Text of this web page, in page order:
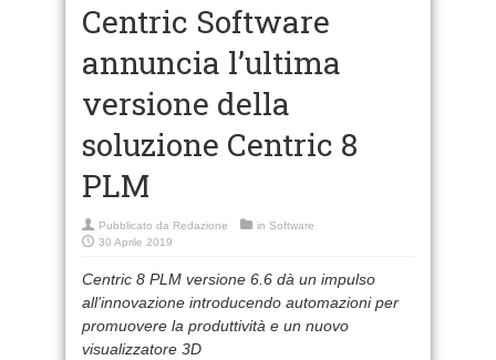
Centric Software
annuncia l’ultima
versione della
soluzione Centric 8
PLM
Pubblicato da Redazione in Software
30 Aprile 2019
Centric 8 PLM versione 6.6 dà un impulso
all’innovazione introducendo automazioni per
promuovere la produttività e un nuovo
visualizzatore 3D